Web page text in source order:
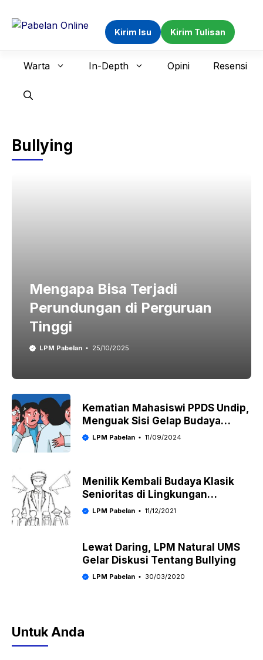
Kirim Isu Kirim Tulisan
Warta In-Depth Opini Resensi
Bullying
Mengapa Bisa Terjadi
Perundungan di Perguruan
Tinggi
LPM Pabelan 25/10/2025
Kematian Mahasiswi PPDS Undip,
Menguak Sisi Gelap Budaya
Senioritas
LPM Pabelan 11/09/2024
Menilik Kembali Budaya Klasik
Senioritas di Lingkungan
Mahasiswa
LPM Pabelan 11/12/2021
Lewat Daring, LPM Natural UMS
Gelar Diskusi Tentang Bullying
LPM Pabelan 30/03/2020
Untuk Anda